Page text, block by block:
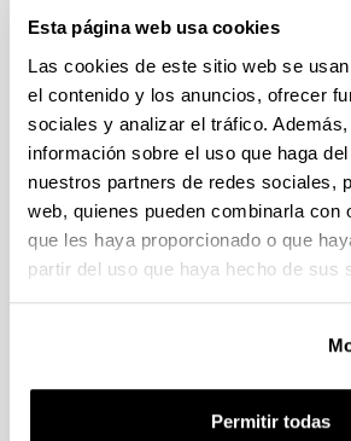
Esta página web usa cookies
Las cookies de este sitio web se
el contenido y los anuncios, ofrecer
sociales y analizar el tráfico.
información sobre el uso que haga
nuestros partners de redes sociales,
web, quienes pueden combinarla con
que les haya proporcionado o que
partir del uso que haya hecho de sus
Permitir todas
Descripción
Moundrag es un dúo de rock progresivo
Goellaën Duvivier.
Su música se caracteriza por una
momentos épicos y partes más íntimas,
rock progresivo y psicodélico de los años
trabajo como dúo, colaboraron con la
proyecto conjunto Komodrag and the
Datos de contacto
Página web: (Abre una nueva
Instagram